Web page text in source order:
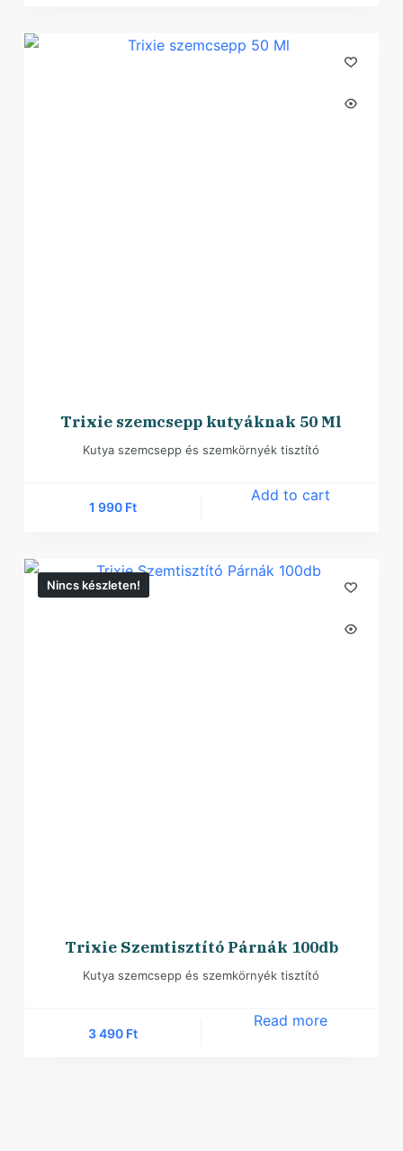
Trixie szemcsepp kutyáknak 50 Ml
Kutya szemcsepp és szemkörnyék tisztító
1 990 Ft
Add to cart
Nincs készleten!
Trixie Szemtisztító Párnák 100db
Kutya szemcsepp és szemkörnyék tisztító
3 490 Ft
Read more